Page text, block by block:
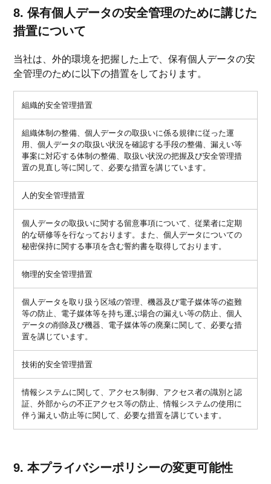
8. 保有個人データの安全管理のために講じた
措置について
当社は、外的環境を把握した上で、保有個人データの安
全管理のために以下の措置をしております。
組織的安全管理措置
組織体制の整備、個人データの取扱いに係る規律に従った運
用、個人データの取扱い状況を確認する手段の整備、漏えい等
事案に対応する体制の整備、取扱い状況の把握及び安全管理措
置の見直し等に関して、必要な措置を講じています。
人的安全管理措置
個人データの取扱いに関する留意事項について、従業者に定期
的な研修等を行なっております。また、個人データについての
秘密保持に関する事項を含む誓約書を取得しております。
物理的安全管理措置
個人データを取り扱う区域の管理、機器及び電子媒体等の盗難
等の防止、電子媒体等を持ち運ぶ場合の漏えい等の防止、個人
データの削除及び機器、電子媒体等の廃棄に関して、必要な措
置を講じています。
技術的安全管理措置
情報システムに関して、アクセス制御、アクセス者の識別と認
証、外部からの不正アクセス等の防止、情報システムの使用に
伴う漏えい防止等に関して、必要な措置を講じています。
9. 本プライバシーポリシーの変更可能性